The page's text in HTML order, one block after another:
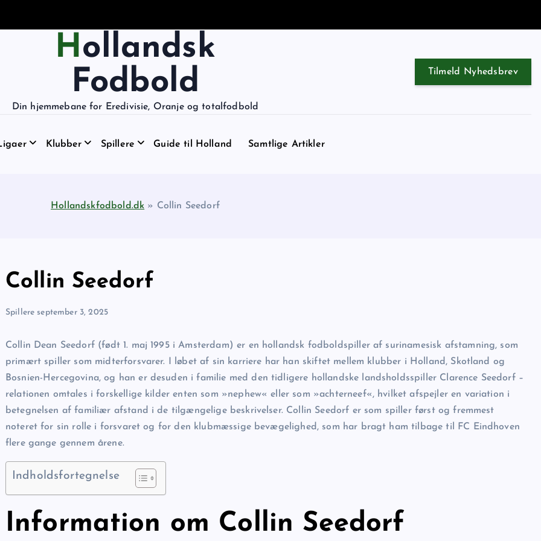
Hollandsk
Fodbold
Din hjemmebane for Eredivisie, Oranje og totalfodbold
Tilmeld Nyhedsbrev
Klubber Spillere Guide til Holland Samtlige Artikler
Hollandskfodbold.dk » Collin Seedorf
Collin Seedorf
Spillere september 3, 2025
Collin Dean Seedorf (født 1. maj 1995 i Amsterdam) er en hollandsk fodboldspiller af surinamesisk afstamning, som
primært spiller som midterforsvarer. I løbet af sin karriere har han skiftet mellem klubber i Holland, Skotland og
Bosnien-Hercegovina, og han er desuden i familie med den tidligere hollandske landsholdsspiller Clarence Seedorf –
relationen omtales i forskellige kilder enten som »nephew« eller som »achterneef«, hvilket afspejler en variation i
betegnelsen af familiær afstand i de tilgængelige beskrivelser. Collin Seedorf er som spiller først og fremmest
noteret for sin rolle i forsvaret og for den klubmæssige bevægelighed, som har bragt ham tilbage til FC Eindhoven
flere gange gennem årene.
Indholdsfortegnelse
Information om Collin Seedorf